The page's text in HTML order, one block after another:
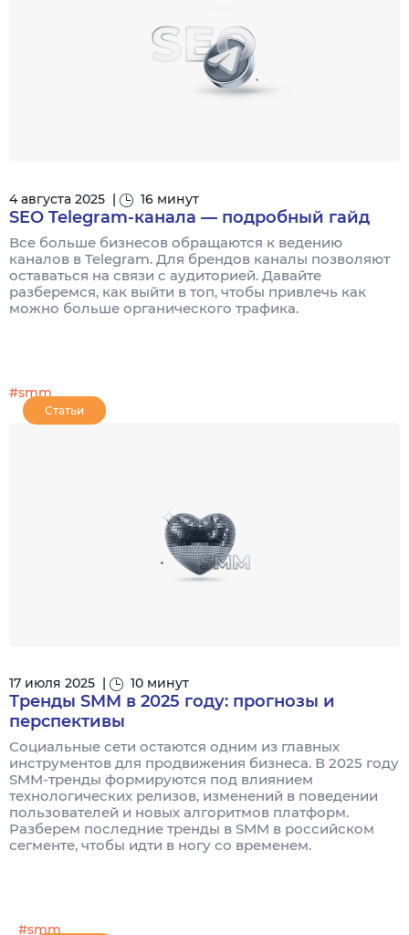
4 августа 2025 | 16 минут
SEO Telegram-канала — подробный гайд
Все больше бизнесов обращаются к ведению
каналов в Telegram. Для брендов каналы позволяют
оставаться на связи с аудиторией. Давайте
разберемся, как выйти в топ, чтобы привлечь как
можно больше органического трафика.
#smm
Статьи
17 июля 2025 | 10 минут
Тренды SMM в 2025 году: прогнозы и
перспективы
Социальные сети остаются одним из главных
инструментов для продвижения бизнеса. В 2025 году
SMM-тренды формируются под влиянием
технологических релизов, изменений в поведении
пользователей и новых алгоритмов платформ.
Разберем последние тренды в SMM в российском
сегменте, чтобы идти в ногу со временем.
#smm